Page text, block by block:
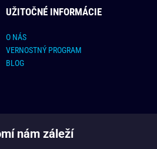
UŽITOČNÉ INFORMÁCIE
O NÁS
VERNOSTNÝ PROGRAM
BLOG
nám záleží